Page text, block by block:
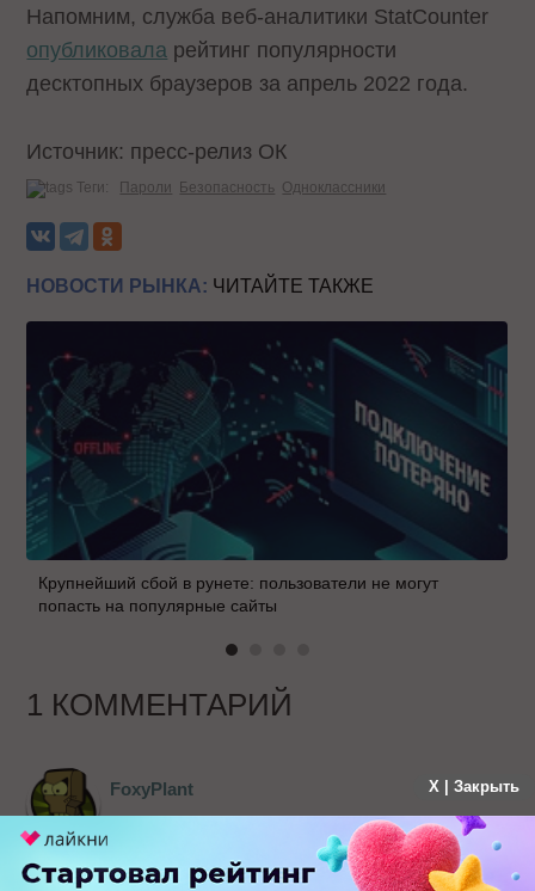
Напомним, служба веб-аналитики StatCounter
опубликовала рейтинг популярности
десктопных браузеров за апрель 2022 года.
Источник: пресс-релиз ОК
Теги: Пароли Безопасность Одноклассники
НОВОСТИ РЫНКА: ЧИТАЙТЕ ТАКЖЕ
Крупнейший сбой в рунете: пользователи не могут
попасть на популярные сайты
1 КОММЕНТАРИЙ
FoxyPlant
Наваяла себе разных паролей, записывать не
хочу, а то как в комедии оставлю этот список на
X | Закрыть